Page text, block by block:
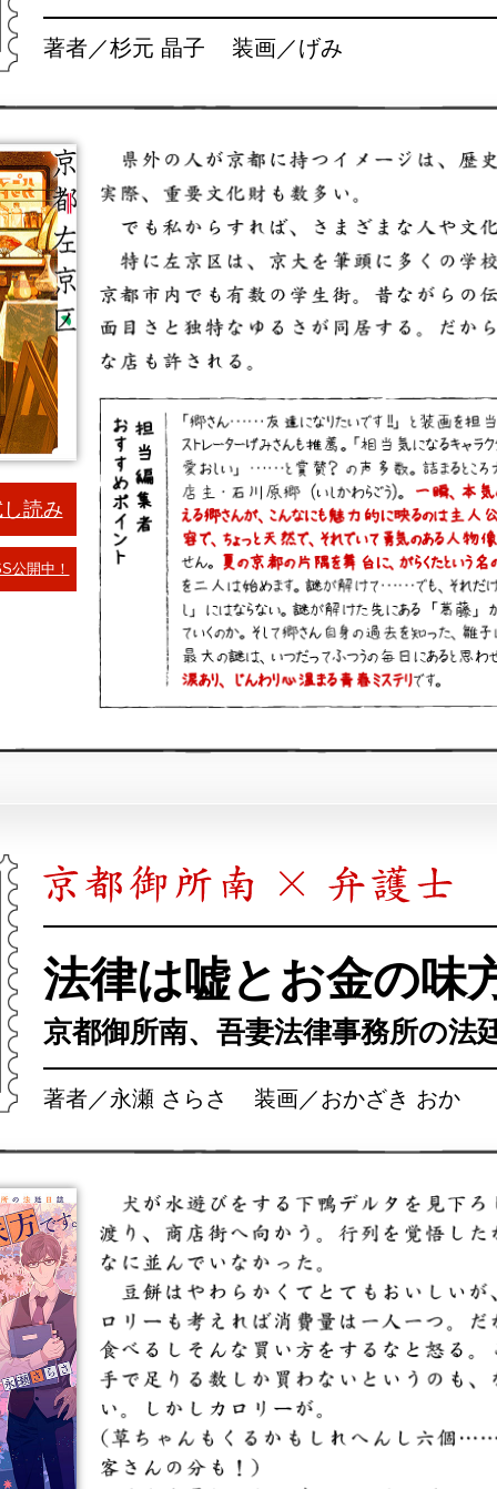
著者／杉元 晶子 装画／げみ
読み
公開中！
法律は嘘とお金の味
京都御所南、吾妻法律事務所の法
著者／永瀬 さらさ 装画／おかざき おか